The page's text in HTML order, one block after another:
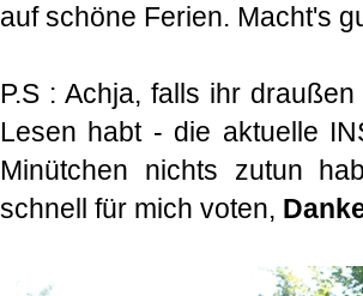
auf schöne Ferien. Macht's
P.S : Achja, falls ihr
Lesen habt - die aktuelle
Minütchen nichts zutun
schnell für mich voten,